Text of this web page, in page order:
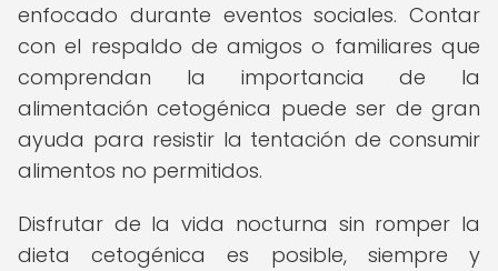
enfocado durante eventos sociales. Contar
con el respaldo de amigos o familiares que
comprendan la importancia de la
alimentación cetogénica puede ser de gran
ayuda para resistir la tentación de consumir
alimentos no permitidos.
Disfrutar de la vida nocturna sin romper la
dieta cetogénica es posible, siempre y